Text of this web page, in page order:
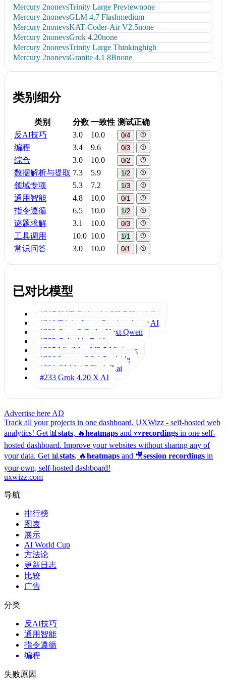
Mercury 2nonevsTrinity Large Previewnone
Mercury 2nonevsGLM 4.7 Flashmedium
Mercury 2nonevsKAT-Coder-Air V2.5none
Mercury 2nonevsGrok 4.20none
Mercury 2nonevsTrinity Large Thinkinghigh
Mercury 2nonevsGranite 4.1 8Bnone
类别细分
类别 分数 一致性 测试正确
反AI技巧
3.0 10.0 0/4
编程 3.4 9.6 0/3
综合 3.0 10.0 0/2
数据解析与提取 7.3 5.9 1/2
领域专项 5.3 7.2 1/3
通用智能 4.8 10.0 0/1
指令遵循 6.5 10.0 1/2
谜题求解 3.1 10.0 0/3
工具调用 10.0 10.0 1/1
常识问答 3.0 10.0 0/1
已对比模型
#217 KAT-Coder-Air V2.5 Kwaipilot
#218 Trinity Large Preview
Arcee AI
#222 Qwen3 Coder Next Qwen
#223 Cobuddy Baidu
#225 MiniMax M2.5 Minimax
#226 Laguna S 2.1 Poolside
#230 GLM 4.7 Flash Z.ai
#233 Grok 4.20 X AI
Advertise here AD
Track all your projects in one dashboard. UXWizz - self-hosted web
analytics! Get 📊 stats, 🔥heatmaps and 👀recordings in one self-
hosted dashboard. Improve your websites without sharing any of
your data. Get 📊 stats, 🔥heatmaps and 🎥session recordings in
your own, self-hosted dashboard!
uxwizz.com
导航
排行榜
图表
展示
AI World Cup
方法论
更新日志
比较
广告
分类
反AI技巧
通用智能
指令遵循
编程
失败原因